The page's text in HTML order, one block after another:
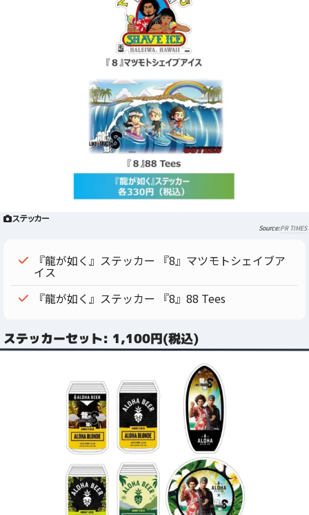
ステッカー
PR TIMES
『龍が如く』ステッカー 『8』マツモトシェイブア
イス
『龍が如く』ステッカー 『8』88 Tees
ステッカーセット: 1,100円(税込)